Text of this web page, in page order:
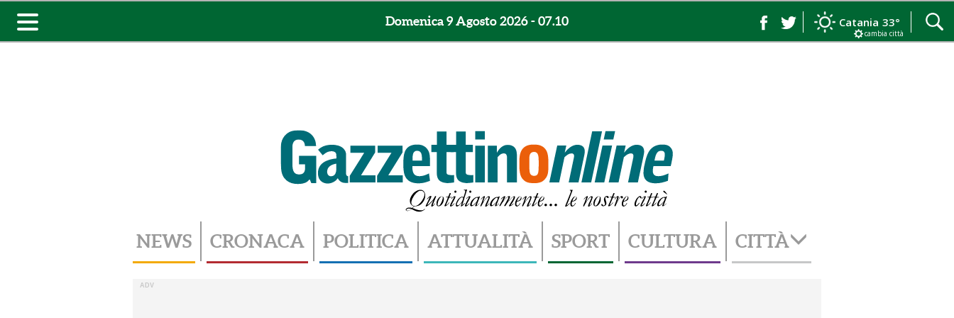
Toggle
navigation
Domenica 9 Agosto 2026 - 07.10 Catania 33°
cambia città
NEWS CRONACA POLITICA ATTUALITÀ SPORT CULTURA CITTÀ